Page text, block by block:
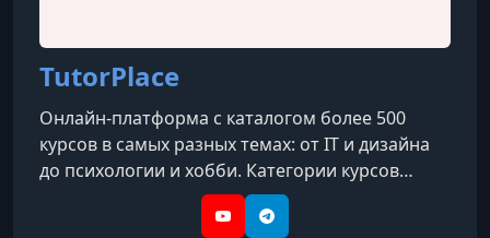
TutorPlace
Онлайн-платформа с каталогом более 500
курсов в самых разных темах: от IT и дизайна
до психологии и хобби. Категории курсов
охватывают такие направления, как IT, бизнес,
дизайн, психология, творчество, блогинг, уход
YouTubeTelegram